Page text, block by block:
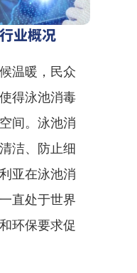
业概况
温暖，民众
得泳池消毒
间。泳池消
洁、防止细
亚在泳池消
直处于世界
环保要求促